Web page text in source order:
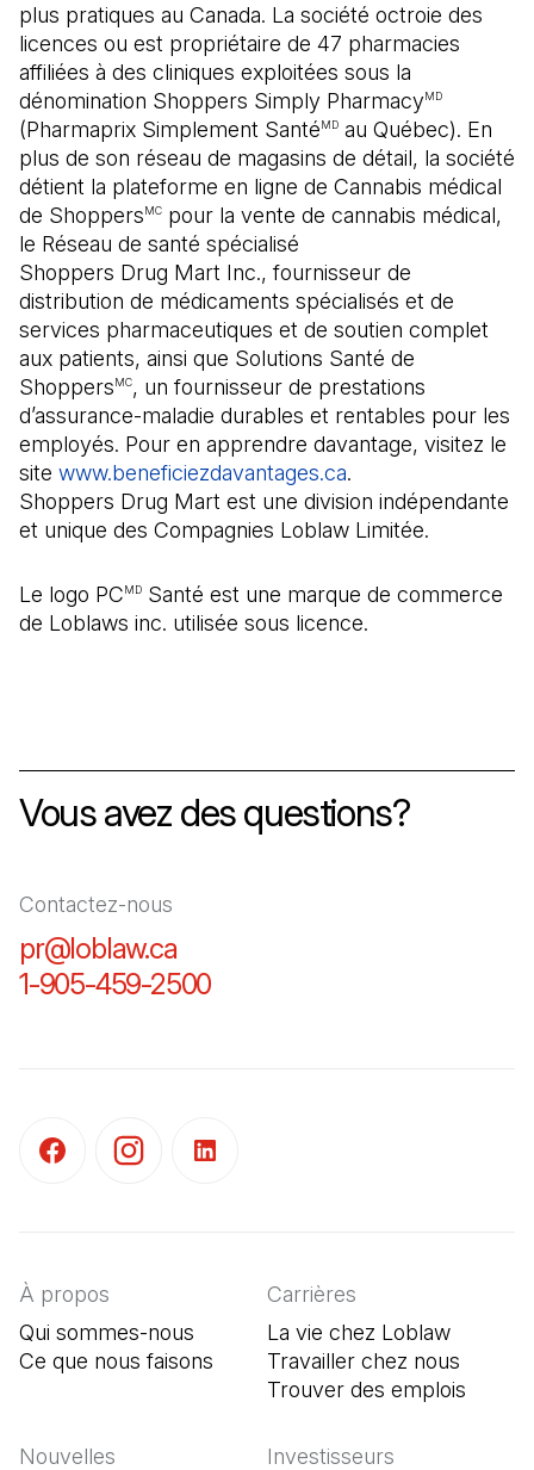
plus pratiques au Canada. La société octroie des
licences ou est propriétaire de 47 pharmacies
affiliées à des cliniques exploitées sous la
dénomination Shoppers Simply PharmacyMD
(Pharmaprix Simplement SantéMD au Québec). En
plus de son réseau de magasins de détail, la société
détient la plateforme en ligne de Cannabis médical
de ShoppersMC pour la vente de cannabis médical,
le Réseau de santé spécialisé
Shoppers Drug Mart Inc., fournisseur de
distribution de médicaments spécialisés et de
services pharmaceutiques et de soutien complet
aux patients, ainsi que Solutions Santé de
ShoppersMC, un fournisseur de prestations
d’assurance-maladie durables et rentables pour les
employés. Pour en apprendre davantage, visitez le
site www.beneficiezdavantages.ca(Il s'ouvre dans un
.
Shoppers Drug Mart est une division indépendante
et unique des Compagnies Loblaw Limitée.
Le logo PCMD Santé est une marque de commerce
de Loblaws inc. utilisée sous licence.
Vous avez des questions?
Contactez-nous
pr@loblaw.ca
1-905-459-2500
À propos
Qui sommes-nous
Ce que nous faisons
Carrières
La vie chez Loblaw
Travailler chez nous
Trouver des emplois
Nouvelles
Investisseurs